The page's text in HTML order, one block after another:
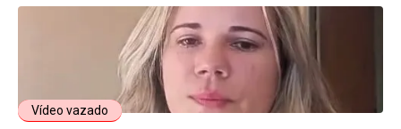
Vídeo vazado